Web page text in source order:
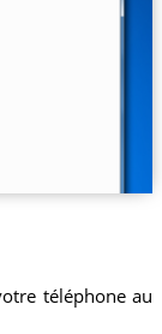
téléphone au